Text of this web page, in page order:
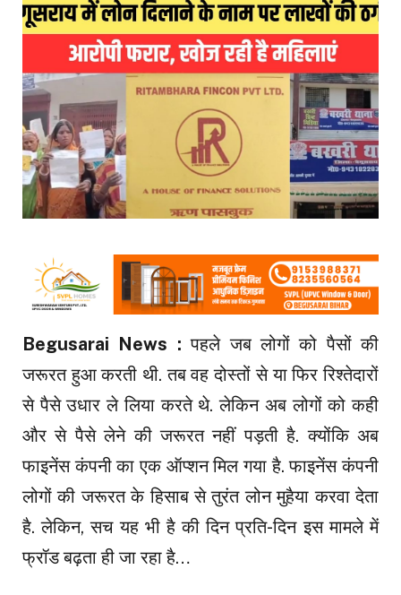
Begusarai News : पहले जब लोगों को पैसों की
जरूरत हुआ करती थी. तब वह दोस्तों से या फिर रिश्तेदारों
से पैसे उधार ले लिया करते थे. लेकिन अब लोगों को कही
और से पैसे लेने की जरूरत नहीं पड़ती है. क्योंकि अब
फाइनेंस कंपनी का एक ऑप्शन मिल गया है. फाइनेंस कंपनी
लोगों की जरूरत के हिसाब से तुरंत लोन मुहैया करवा देता
है. लेकिन, सच यह भी है की दिन प्रति-दिन इस मामले में
फ्रॉड बढ़ता ही जा रहा है…